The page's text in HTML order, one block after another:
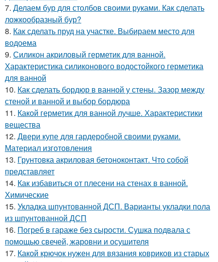
7. Делаем бур для столбов своими руками. Как сделать
ложкообразный бур?
8. Как сделать пруд на участке. Выбираем место для
водоема
9. Силикон акриловый герметик для ванной.
Характеристика силиконового водостойкого герметика
для ванной
10. Как сделать бордюр в ванной у стены. Зазор между
стеной и ванной и выбор бордюра
11. Какой герметик для ванной лучше. Характеристики
вещества
12. Двери купе для гардеробной своими руками.
Материал изготовления
13. Грунтовка акриловая бетоноконтакт. Что собой
представляет
14. Как избавиться от плесени на стенах в ванной.
Химические
15. Укладка шпунтованной ДСП. Варианты укладки пола
из шпунтованной ДСП
16. Погреб в гараже без сырости. Сушка подвала с
помощью свечей, жаровни и осушителя
17. Какой крючок нужен для вязания ковриков из старых